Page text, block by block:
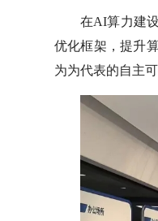
在AI算力建
优化框架，提升
为为代表的自主